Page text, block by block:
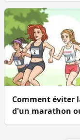
Comment éviter
d'un marathon